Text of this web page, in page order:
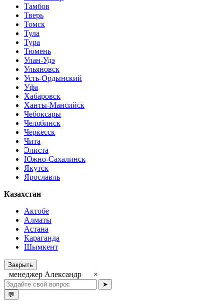
Тамбов
Тверь
Томск
Тула
Тура
Тюмень
Улан-Удэ
Ульяновск
Усть-Ордынский
Уфа
Хабаровск
Ханты-Мансийск
Чебоксары
Челябинск
Черкесск
Чита
Элиста
Южно-Сахалинск
Якутск
Ярославль
Казахстан
Актобе
Алматы
Астана
Караганда
Шымкент
Закрыть
менеджер Александр ×
➤
💬